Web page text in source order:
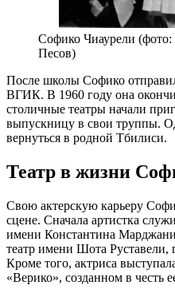
Софико Чиаурели
Песов)
После школы Софико
ВГИК. В 1960 году она
столичные театры начали
выпускницу в свои труппы.
вернуться в родной Тбилиси.
Театр в жизни
Свою актерскую карьеру
сцене. Сначала артистка
имени Константина
театр имени Шота Руставели,
Кроме того, актриса
«Верико», созданном в честь